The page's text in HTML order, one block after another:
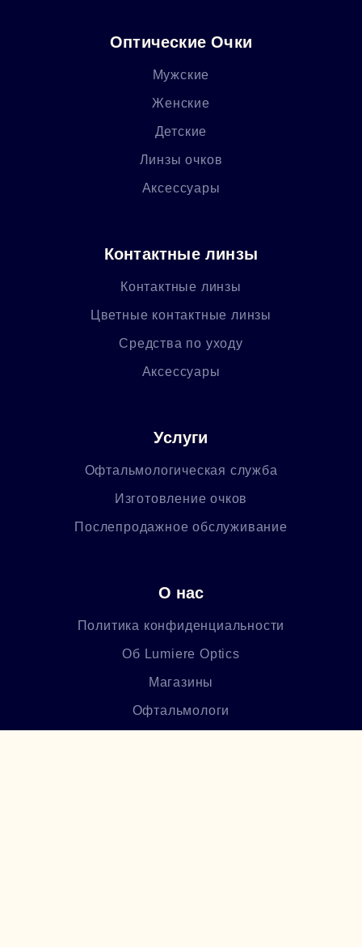
Оптические Очки
Мужские
Женские
Детские
Линзы очков
Аксессуары
Контактные линзы
Контактные линзы
Цветные контактные линзы
Средства по уходу
Аксессуары
Услуги
Офтальмологическая служба
Изготовление очков
Послепродажное обслуживание
О нас
Политика конфиденциальности
Об Lumiere Optics
Магазины
Офтальмологи